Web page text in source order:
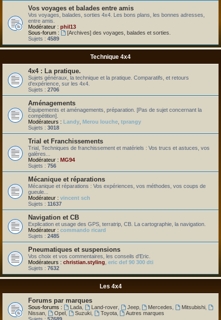
Vos voyages et balades entre amis
Vos voyages, balades, sorties 4x4. Les bons plans, les bonnes adresses,
entre amis.
Modérateur : phil13
Sous-forum :
[Archives] des voyages, balades et sorties.
Sujets : 4589
Technique 4x4
4x4 : La pratique.
Sujets généraux, la technique et la pratique. Comparatifs, et retours
d'expérience, sur les 4x4.
Sujets : 2706
Aménagements
Équipements et aménagements, préparation. [Pas de sujet concernant la
compétition].
Modérateurs : Landy Merou louche tprangy
Sujets : 3018
Trial et Franchissements
Trial, Techniques de franchissement et matériels : Vos trucs et astuces, vos
galères...
Modérateur : MG94
Sujets : 756
Mécanique et réparations
Mécanique et réparations : Vos expériences, vos méthodes, vos coups de
gueule...
Modérateur : vincent sch
Sujets : 11637
Navigation et CB
Explication et usage des GPS, terratrip, CB. La cartographie, la navigation.
Modérateur : commando ricard
Sujets : 2485
Pneumatiques et suspensions
Vos choix et vos commentaires, les conseils d'Eric.
Modérateurs : christian.styling eric def 90 300 dti
Sujets : 7632
Les 4x4
Forums par marques
Sous-forums : Lada, Land-rover, Jeep, Mercedes Mitsubishi
Nissan
Opel, Suzuki, Toyota,
Autres marques